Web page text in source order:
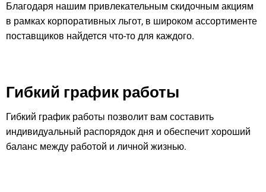
Благодаря нашим привлекательным скидочным акциям
в рамках корпоративных льгот, в широком ассортименте
поставщиков найдется что-то для каждого.
Гибкий график работы
Гибкий график работы позволит вам составить
индивидуальный распорядок дня и обеспечит хороший
баланс между работой и личной жизнью.